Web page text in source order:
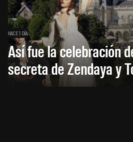
HACE 1 DÍA
Así fue la celebración
secreta de Zendaya y